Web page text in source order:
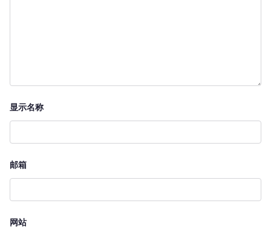
显示名称
邮箱
网站